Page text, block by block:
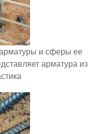
и сферы ее
арматура из